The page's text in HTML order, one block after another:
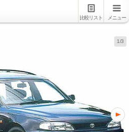
比較リスト メニュー
1/3